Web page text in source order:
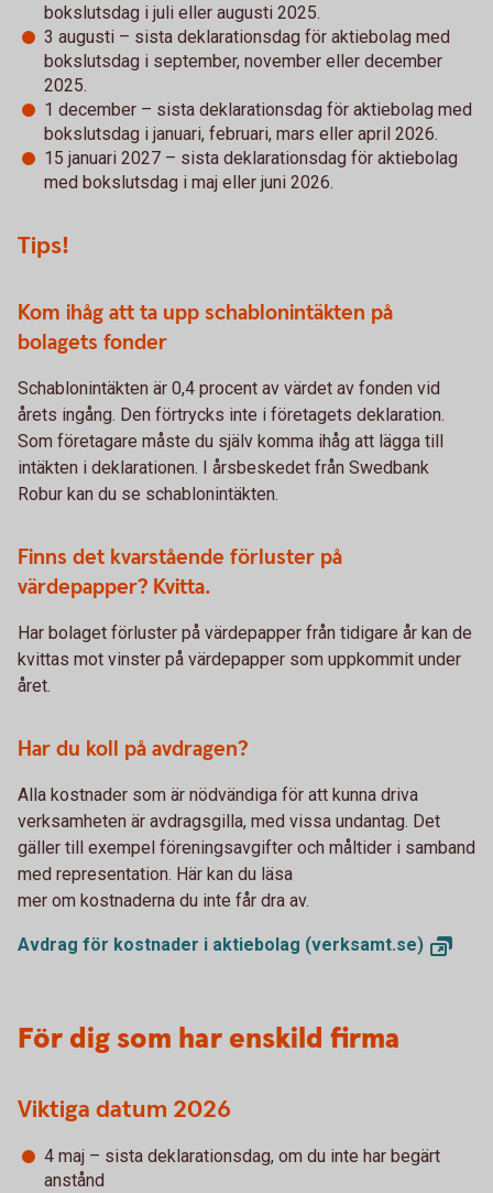
bokslutsdag i juli eller augusti 2025.
3 augusti – sista deklarationsdag för aktiebolag med
bokslutsdag i september, november eller december
2025.
1 december – sista deklarationsdag för aktiebolag med
bokslutsdag i januari, februari, mars eller april 2026.
15 januari 2027 – sista deklarationsdag för aktiebolag
med bokslutsdag i maj eller juni 2026.
Tips!
Kom ihåg att ta upp schablonintäkten på
bolagets fonder
Schablonintäkten är 0,4 procent av värdet av fonden vid
årets ingång. Den förtrycks inte i företagets deklaration.
Som företagare måste du själv komma ihåg att lägga till
intäkten i deklarationen. I årsbeskedet från Swedbank
Robur kan du se schablonintäkten.
Finns det kvarstående förluster på
värdepapper? Kvitta.
Har bolaget förluster på värdepapper från tidigare år kan de
kvittas mot vinster på värdepapper som uppkommit under
året.
Har du koll på avdragen?
Alla kostnader som är nödvändiga för att kunna driva
verksamheten är avdragsgilla, med vissa undantag. Det
gäller till exempel föreningsavgifter och måltider i samband
med representation. Här kan du läsa
mer om kostnaderna du inte får dra av.
Avdrag för kostnader i aktiebolag (verksamt.se)
För dig som har enskild firma
Viktiga datum 2026
4 maj – sista deklarationsdag, om du inte har begärt
anstånd